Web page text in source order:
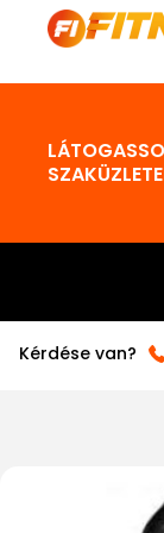
Kérdése van?